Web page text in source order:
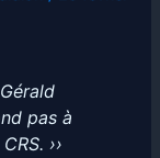
pas à
››